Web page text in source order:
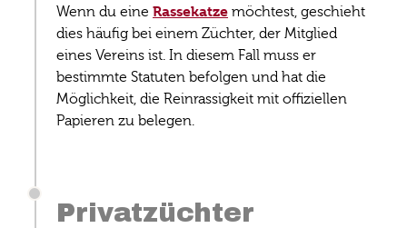
Wenn du eine Rassekatze möchtest, geschieht
dies häufig bei einem Züchter, der Mitglied
eines Vereins ist. In diesem Fall muss er
bestimmte Statuten befolgen und hat die
Möglichkeit, die Reinrassigkeit mit offiziellen
Papieren zu belegen.
Privatzüchter